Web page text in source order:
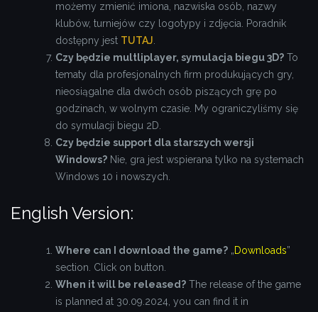
możemy zmienić imiona, nazwiska osób, nazwy
klubów, turniejów czy logotypy i zdjęcia. Poradnik
dostępny jest TUTAJ
Czy będzie multliplayer, symulacja biegu 3D? To
tematy dla profesjonalnych firm produkujących gry,
nieosiągalne dla dwóch osób piszących grę po
godzinach, w wolnym czasie. My ograniczyliśmy się
do symulacji biegu 2D.
Czy będzie support dla starszych wersji
Windows? Nie, gra jest wspierana tylko na systemach
Windows 10 i nowszych.
English Version:
Where can I download the game? „Downloads”
section. Click on button.
When it will be released? The release of the game
is planned at 30.09.2024, you can find it in